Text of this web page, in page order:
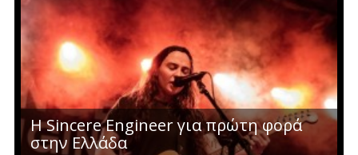
Η Sincere Engineer για πρώτη φορά
στην Ελλάδα